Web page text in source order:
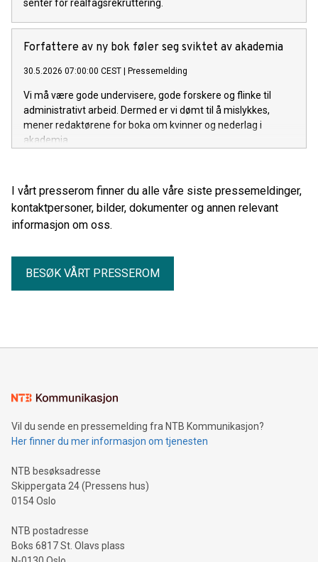
senter for realfagsrekruttering.
Forfattere av ny bok føler seg sviktet av akademia
30.5.2026 07:00:00 CEST Pressemelding
Vi må være gode undervisere, gode forskere og flinke til
administrativt arbeid. Dermed er vi dømt til å mislykkes,
mener redaktørene for boka om kvinner og nederlag i
akademia.
I vårt presserom finner du alle våre siste pressemeldinger,
kontaktpersoner, bilder, dokumenter og annen relevant
informasjon om oss.
BESØK VÅRT PRESSEROM
Vil du sende en pressemelding fra NTB Kommunikasjon?
Her finner du mer informasjon om tjenesten
NTB besøksadresse
Skippergata 24 (Pressens hus)
0154 Oslo
NTB postadresse
Boks 6817 St. Olavs plass